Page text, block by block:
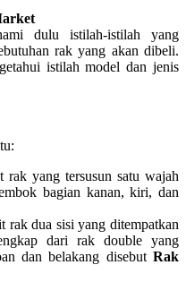
dulu istilah-istilah yang
rak yang akan dibeli.
istilah model dan jenis
rak yang tersusun satu wajah
bagian kanan, kiri, dan
rak dua sisi yang ditempatkan
dari rak double yang
dan belakang disebut Rak